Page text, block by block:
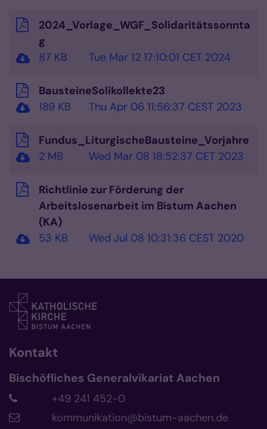
2024_Vorlage_WGF_Solidaritätssonnta
g
87 KB
Tue Mar 12 17:10:01 CET 2024
BausteineSolikollekte23
189 KB
Thu Apr 06 11:56:37 CEST 2023
Fundus_LiturgischeBausteine_Vorjahre
2 MB
Wed Mar 08 18:52:37 CET 2023
Richtlinie zur Förderung der
Arbeitslosenarbeit im Bistum Aachen
(KA)
53 KB
Wed Jul 08 10:31:36 CEST 2020
Kontakt
Bischöfliches Generalvikariat Aachen
+49 241 452-0
kommunikation@bistum-aachen.de